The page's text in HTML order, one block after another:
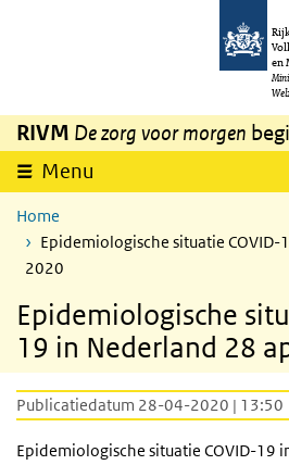
Overslaan en naar de inhoud gaan
en
RIVM De zorg voor morgen
Menu
Home
Epidemiologische situatie
2020
Epidemiologische
19 in Nederland 28
Publicatiedatum 28-04-2020 | 13:50
Epidemiologische situatie COVID-19